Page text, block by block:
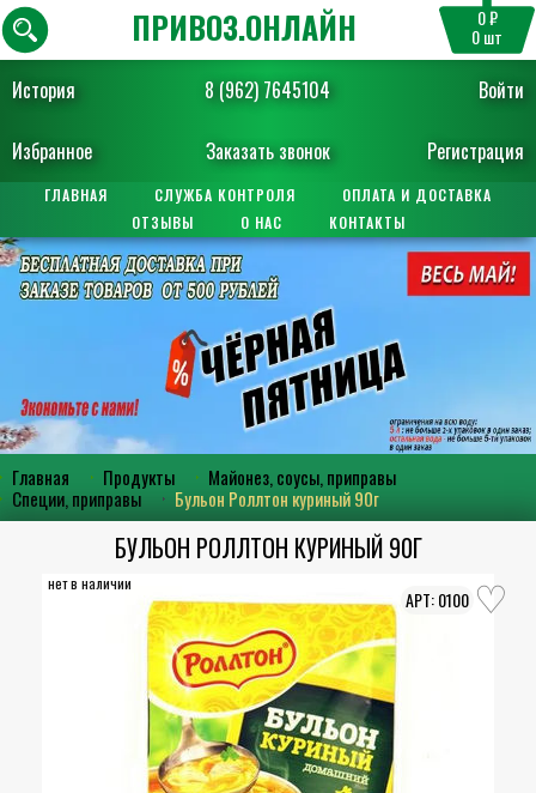
История 8 (962) 7645104 Войти
Избранное Заказать звонок Регистрация
ПРИВОЗ.ОНЛАЙН 0 ₽
0шт
ГЛАВНАЯ СЛУЖБА КОНТРОЛЯ
ОПЛАТА И ДОСТАВКА
ОТЗЫВЫ
О НАС КОНТАКТЫ
Главная Продукты
Майонез, соусы, приправы
Специи, приправы
Бульон Роллтон куриный 90г
БУЛЬОН РОЛЛТОН КУРИНЫЙ 90Г
нет в наличии
0100